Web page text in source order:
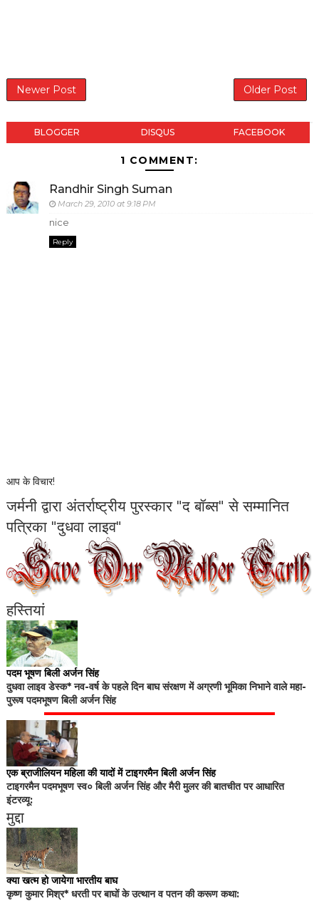
Newer Post Older Post
BLOGGER DISQUS FACEBOOK
1 COMMENT:
Randhir Singh Suman
March 29, 2010 at 9:18 PM
nice
Reply
आप के विचार!
जर्मनी द्वारा अंतर्राष्ट्रीय पुरस्कार "द बॉब्स" से सम्मानित
पत्रिका "दुधवा लाइव"
हस्तियां
पदम भूषण बिली अर्जन सिंह
दुधवा लाइव डेस्क* नव-वर्ष के पहले दिन बाघ संरक्षण में अग्रणी भूमिका निभाने वाले महा-
पुरूष पदमभूषण बिली अर्जन सिंह
एक ब्राजीलियन महिला की यादों में टाइगरमैन बिली अर्जन सिंह
टाइगरमैन पदमभूषण स्व० बिली अर्जन सिंह और मैरी मुलर की बातचीत पर आधारित
इंटरव्यू:
मुद्दा
क्या खत्म हो जायेगा भारतीय बाघ
कृष्ण कुमार मिश्र* धरती पर बाघों के उत्थान व पतन की करूण कथा: